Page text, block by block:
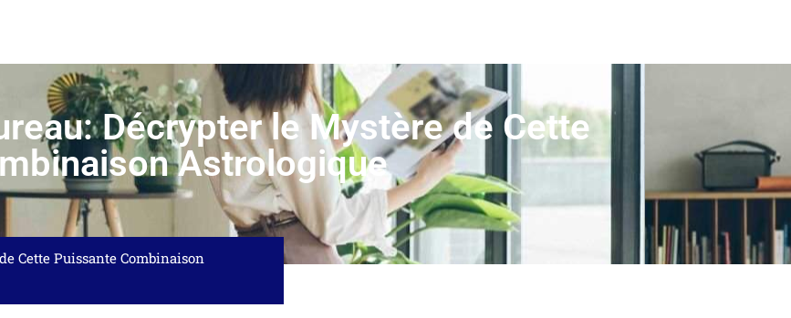
Décrypter le Mystère de Cette
Astrologique
Cette Puissante Combinaison